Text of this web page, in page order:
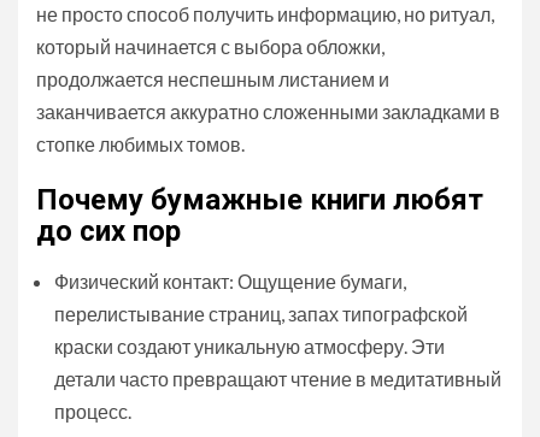
не просто способ получить информацию, но ритуал,
который начинается с выбора обложки,
продолжается неспешным листанием и
заканчивается аккуратно сложенными закладками в
стопке любимых томов.
Почему бумажные книги любят
до сих пор
Физический контакт: Ощущение бумаги,
перелистывание страниц, запах типографской
краски создают уникальную атмосферу. Эти
детали часто превращают чтение в медитативный
процесс.